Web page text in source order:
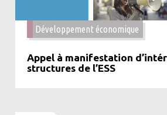
Développement économique
Appel à manifestation
structures de l’ESS